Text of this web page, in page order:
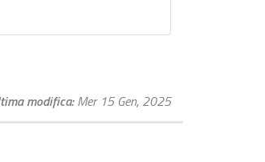
modifica Mer 15 Gen, 2025